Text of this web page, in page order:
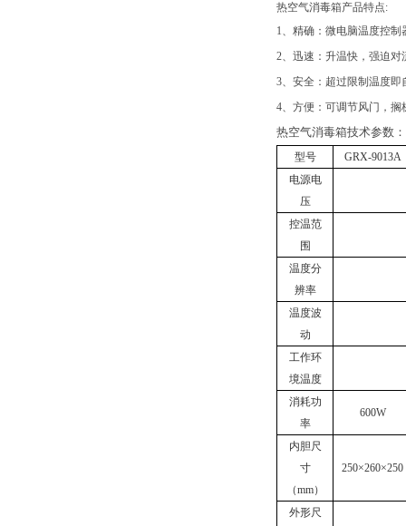
热空气消毒箱产品特点:
1、精确： 微电脑温度控制
2、迅速： 升温快，强迫对
3、安全： 超过限制温度即
4、方便： 可调节风门，搁
热空气消毒箱技术参数：
型号
GRX-9013A
电源电
压
控温范
围
温度分
辨率
温度波
动
工作环
境温度
消耗功
率
600W
内胆尺
寸
（mm）
250×260×250
外形尺